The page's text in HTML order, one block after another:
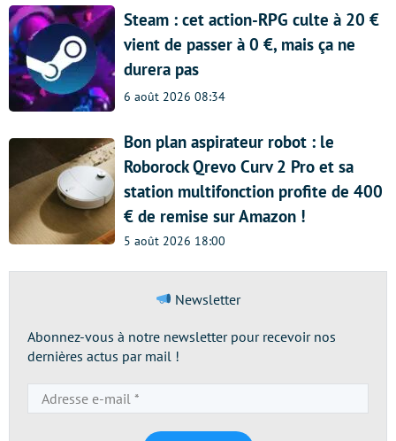
Steam : cet action-RPG culte à 20 €
vient de passer à 0 €, mais ça ne
durera pas
6 août 2026 08:34
Bon plan aspirateur robot : le
Roborock Qrevo Curv 2 Pro et sa
station multifonction profite de 400
€ de remise sur Amazon !
5 août 2026 18:00
Newsletter
Abonnez-vous à notre newsletter pour recevoir nos
dernières actus par mail !
e-
mail